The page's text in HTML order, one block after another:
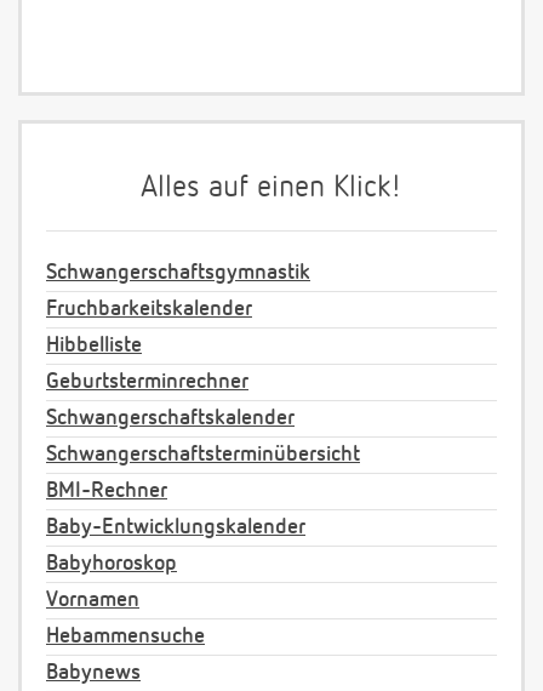
Alles auf einen Klick!
Schwangerschaftsgymnastik
Fruchbarkeitskalender
Hibbelliste
Geburtsterminrechner
Schwangerschaftskalender
Schwangerschaftsterminübersicht
BMI-Rechner
Baby-Entwicklungskalender
Babyhoroskop
Vornamen
Hebammensuche
Babynews